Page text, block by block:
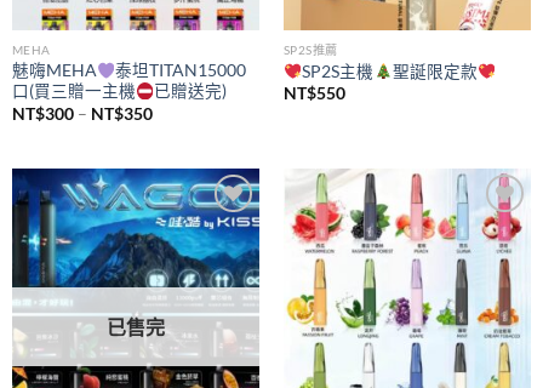
MEHA
魅嗨MEHA
泰坦TITAN15000
口(買三贈一主機
已贈送完)
NT$300 – NT$350價
NT$300
到
NT$350
SP2S推薦
SP2S主機
聖誕限定款
NT$550
Add to
wishlist
已售完
Add to
wishlist